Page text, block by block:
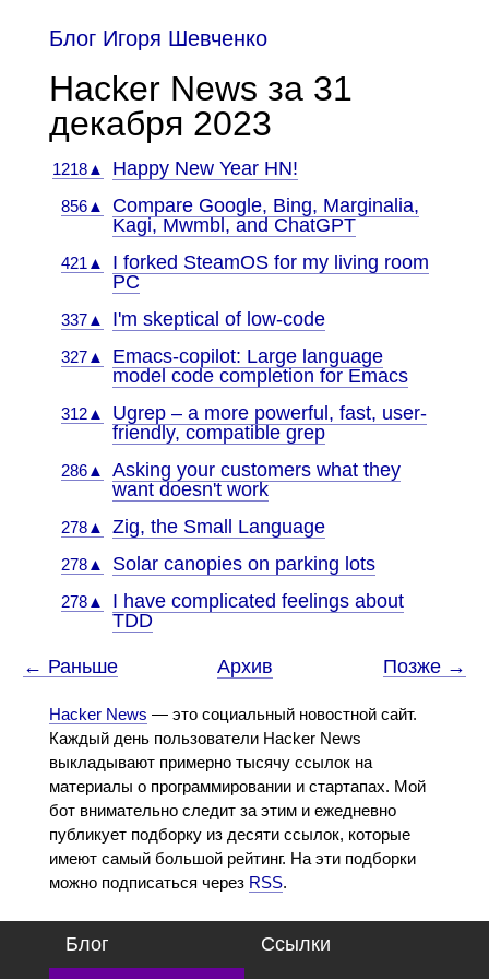
Блог Игоря Шевченко
Hacker News за 31
декабря 2023
1218▲ Happy New Year HN!
856▲
Compare Google, Bing, Marginalia,
Kagi, Mwmbl, and ChatGPT
421▲
I forked SteamOS for my living room
PC
337▲ I'm skeptical of low-code
327▲
Emacs-copilot: Large language
model code completion for Emacs
312▲
Ugrep – a more powerful, fast, user-
friendly, compatible grep
286▲
Asking your customers what they
want doesn't work
278▲ Zig, the Small Language
278▲ Solar canopies on parking lots
278▲
I have complicated feelings about
TDD
← Раньше Архив Позже →
Hacker News — это социальный новостной сайт.
Каждый день пользователи Hacker News
выкладывают примерно тысячу ссылок на
материалы о программировании и стартапах. Мой
бот внимательно следит за этим и ежедневно
публикует подборку из десяти ссылок, которые
имеют самый большой рейтинг. На эти подборки
можно подписаться через RSS.
Блог Ссылки